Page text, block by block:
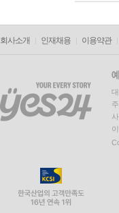
회사소개 인재채용 이용약관